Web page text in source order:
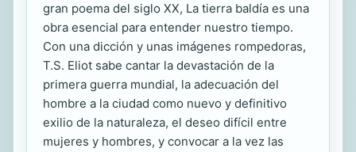
gran poema del siglo XX, La tierra baldía es una
obra esencial para entender nuestro tiempo.
Con una dicción y unas imágenes rompedoras,
T.S. Eliot sabe cantar la devastación de la
primera guerra mundial, la adecuación del
hombre a la ciudad como nuevo y definitivo
exilio de la naturaleza, el deseo difícil entre
mujeres y hombres, y convocar a la vez las